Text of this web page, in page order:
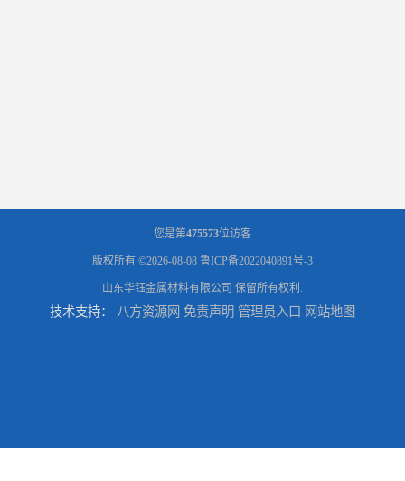
您是第475573位访客
版权所有 ©2026-08-08 鲁ICP备2022040891号-3
山东华钰金属材料有限公司 保留所有权利.
技术支持： 八方资源网 免责声明 管理员入口 网站地图